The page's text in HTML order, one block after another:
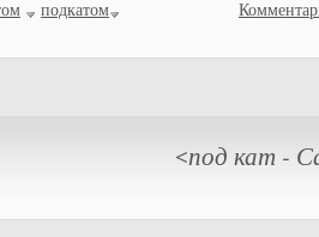
подкатом
<под кат -